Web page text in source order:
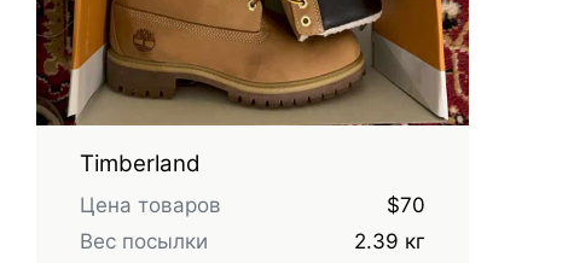
Timberland
Цена товаров
$70
Вес посылки
2.39 кг